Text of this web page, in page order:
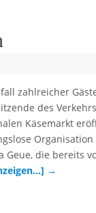
zahlreicher
des
Käsemarkt
Geue, die bereits
→